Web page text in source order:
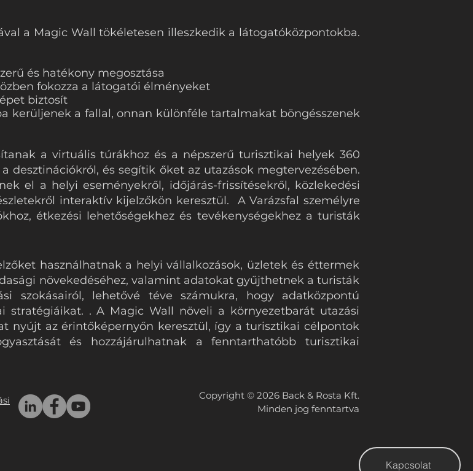
a Magic Wall tökéletesen illeszkedik a látogatóközpontokba.
és hatékony megosztása
fokozza a látogatói élményeket
biztosít
kerüljenek a fallal, onnan különféle tartalmakat böngésszenek
a virtuális túrákhoz és a népszerű turisztikai helyek 360
desztinációkról, és segítik őket az utazások megtervezésében.
el a helyi eseményekről, időjárás-frissítésekről, közlekedési
interaktív kijelzőkön keresztül. A Varázsfal személyre
étkezési lehetőségekhez és tevékenységekhez a turisták
használhatnak a helyi vállalkozások, üzletek és éttermek
növekedéséhez, valamint adatokat gyűjthetnek a turisták
szokásairól, lehetővé téve számukra, hogy adatközpontú
stratégiáikat. . A Magic Wall növeli a környezetbarát utazási
nyújt az érintőképernyőn keresztül, így a turisztikai célpontok
és hozzájárulhatnak a fenntarthatóbb turisztikai
Kapcsolat
Copyright © 2026 Back & Rosta Kft.
Minden jog fenntartva